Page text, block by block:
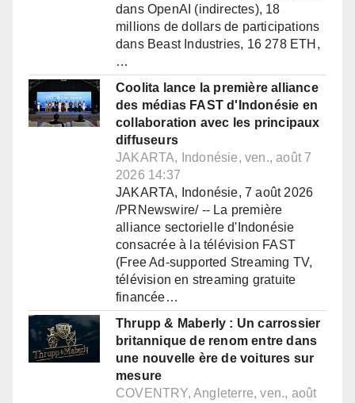
dans OpenAI (indirectes), 18
millions de dollars de participations
dans Beast Industries, 16 278 ETH,
…
Coolita lance la première alliance
des médias FAST d'Indonésie en
collaboration avec les principaux
diffuseurs
JAKARTA, Indonésie, ven., août 7
2026 14:37
JAKARTA, Indonésie, 7 août 2026
/PRNewswire/ -- La première
alliance sectorielle d'Indonésie
consacrée à la télévision FAST
(Free Ad-supported Streaming TV,
télévision en streaming gratuite
financée…
Thrupp & Maberly : Un carrossier
britannique de renom entre dans
une nouvelle ère de voitures sur
mesure
COVENTRY, Angleterre, ven., août